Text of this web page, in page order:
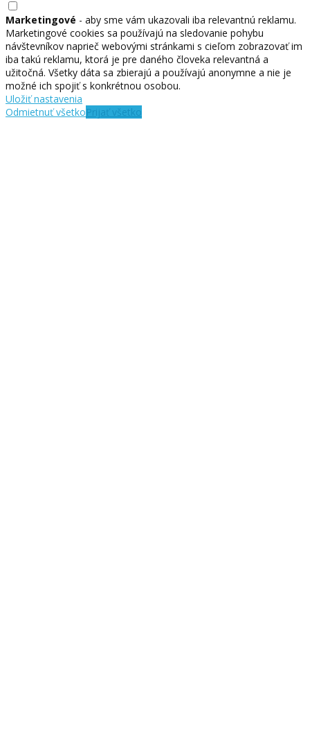
Marketingové - aby sme vám ukazovali iba relevantnú reklamu.
Marketingové cookies sa používajú na sledovanie pohybu
návštevníkov naprieč webovými stránkami s cieľom zobrazovať im
iba takú reklamu, ktorá je pre daného človeka relevantná a
užitočná. Všetky dáta sa zbierajú a používajú anonymne a nie je
možné ich spojiť s konkrétnou osobou.
Uložiť nastavenia
Odmietnuť všetkoPrijať všetko